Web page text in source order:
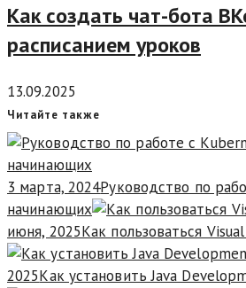
Как создать чат-бота
расписанием уроков
13.09.2025
Читайте также
3 марта, 2024Руководство по
начинающих
июня, 2025Как пользоваться
2025Как установить Java